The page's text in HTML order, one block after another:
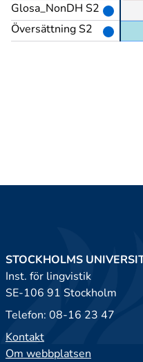
Glosa_NonDH S2
Översättning S2
STOCKHOLMS
Inst. för lingvistik
SE-106 91 Stockholm
Telefon: 08-16 23 47
Kontakt
Om webbplatsen